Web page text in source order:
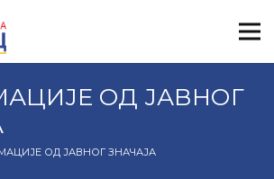
ОД ЈАВНОГ
ОД ЈАВНОГ ЗНАЧАЈА